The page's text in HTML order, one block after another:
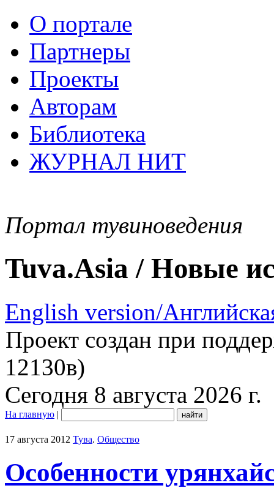
О портале
Партнеры
Проекты
Авторам
Библиотека
ЖУРНАЛ НИТ
Портал тувиноведения
Tuva.Asia / Новые
English version/
Проект создан при
12130в)
Сегодня 8 августа 2026 г.
На главную |
17 августа 2012 Тува. Общество
Особенности